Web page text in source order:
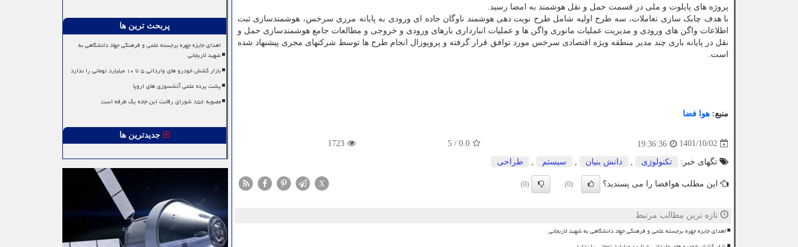
پروژه های پایلوت و ملی در قسمت حمل و نقل هوشمند به امضا رسید.
با هدف چابک سازی تعاملات، سه طرح اولیه شامل طرح نوبت دهی هوشمند ناوگان جاده ای ورودی به پایانه مرزی سرخس، هوشمندسازی ثبت
اطلاعات واگن های ورودی و مدیریت عملیات مانوری واگن ها و عملیات انبارداری بارهای ورودی و خروجی و مطالعات جامع هوشمندسازی حمل و
نقل در پایانه باری چند مدیر منطقه ویژه اقتصادی سرخس مورد توافق قرار گرفته و پروپوزال انجام طرح ها توسط شرکتهای مجری پیشنهاد شده
است.
منبع: هوا فضا
1401/10/02
19:36:36
0.0
/
5
1723
تگهای خبر: تكنولوژی دانش بنیان سیستم طراحی
این مطلب هوافضا را می پسندید؟ (0)
(0)
X
تازه ترین مطالب مرتبط
اهدای جایزه چهره برجسته علمی و فرهنگی جهاد دانشگاهی به شهید لاریجانی
پربحث ترین ها
اهدای جایزه چهره برجسته علمی و فرهنگی جهاد دانشگاهی به
شهید لاریجانی
بازار کشش خودرو های وارداتی ۵ تا ۱۰ میلیارد تومانی را ندارد
پشت پرده علمی آتشسوزی های اروپا
مصوبه ۸۵۶ شورای رقابت این جاده یک طرفه است
جدیدترین ها